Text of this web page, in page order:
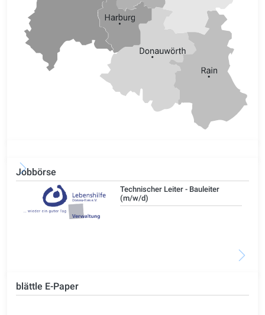
Jobbörse
Technischer Leiter - Bauleiter
(m/w/d)
blättle E-Paper